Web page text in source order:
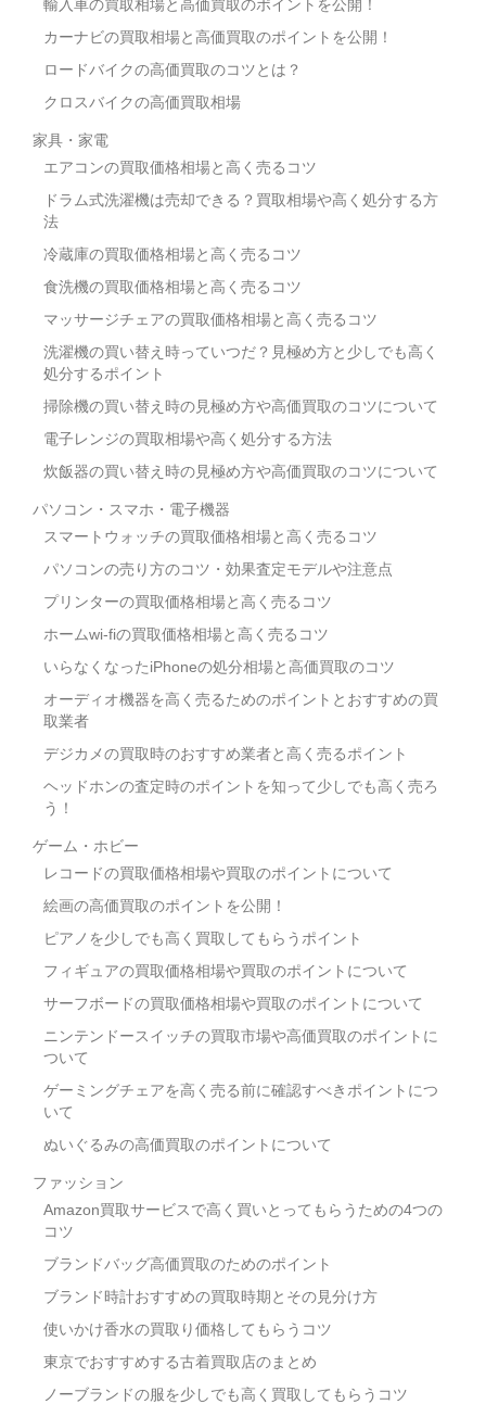
輸入車の買取相場と高価買取のポイントを公開！
カーナビの買取相場と高価買取のポイントを公開！
ロードバイクの高価買取のコツとは？
クロスバイクの高価買取相場
家具・家電
エアコンの買取価格相場と高く売るコツ
ドラム式洗濯機は売却できる？買取相場や高く処分する方
法
冷蔵庫の買取価格相場と高く売るコツ
食洗機の買取価格相場と高く売るコツ
マッサージチェアの買取価格相場と高く売るコツ
洗濯機の買い替え時っていつだ？見極め方と少しでも高く
処分するポイント
掃除機の買い替え時の見極め方や高価買取のコツについて
電子レンジの買取相場や高く処分する方法
炊飯器の買い替え時の見極め方や高価買取のコツについて
パソコン・スマホ・電子機器
スマートウォッチの買取価格相場と高く売るコツ
パソコンの売り方のコツ・効果査定モデルや注意点
プリンターの買取価格相場と高く売るコツ
ホームwi-fiの買取価格相場と高く売るコツ
いらなくなったiPhoneの処分相場と高価買取のコツ
オーディオ機器を高く売るためのポイントとおすすめの買
取業者
デジカメの買取時のおすすめ業者と高く売るポイント
ヘッドホンの査定時のポイントを知って少しでも高く売ろ
う！
ゲーム・ホビー
レコードの買取価格相場や買取のポイントについて
絵画の高価買取のポイントを公開！
ピアノを少しでも高く買取してもらうポイント
フィギュアの買取価格相場や買取のポイントについて
サーフボードの買取価格相場や買取のポイントについて
ニンテンドースイッチの買取市場や高価買取のポイントに
ついて
ゲーミングチェアを高く売る前に確認すべきポイントにつ
いて
ぬいぐるみの高価買取のポイントについて
ファッション
Amazon買取サービスで高く買いとってもらうための4つの
コツ
ブランドバッグ高価買取のためのポイント
ブランド時計おすすめの買取時期とその見分け方
使いかけ香水の買取り価格してもらうコツ
東京でおすすめする古着買取店のまとめ
ノーブランドの服を少しでも高く買取してもらうコツ